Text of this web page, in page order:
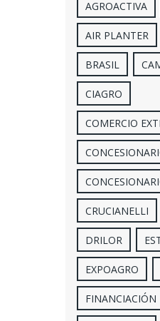
AGROACTIVA
AIR PLANTER
BRASIL
CIAGRO
COMERCIO
CRUCIANELLI
DRILOR
EXPOAGRO
FINANCIACIÓN